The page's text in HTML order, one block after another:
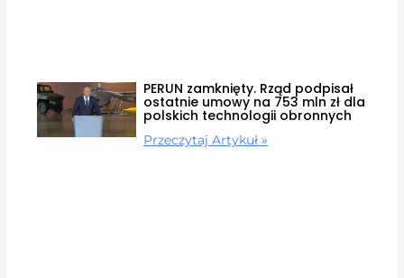
PERUN zamknięty. Rząd podpisał
ostatnie umowy na 753 mln zł dla
polskich technologii obronnych
Przeczytaj Artykuł »